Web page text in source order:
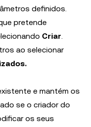
definidos.
pretende
Criar.
ao selecionar
e mantém os
se o criador do
os seus